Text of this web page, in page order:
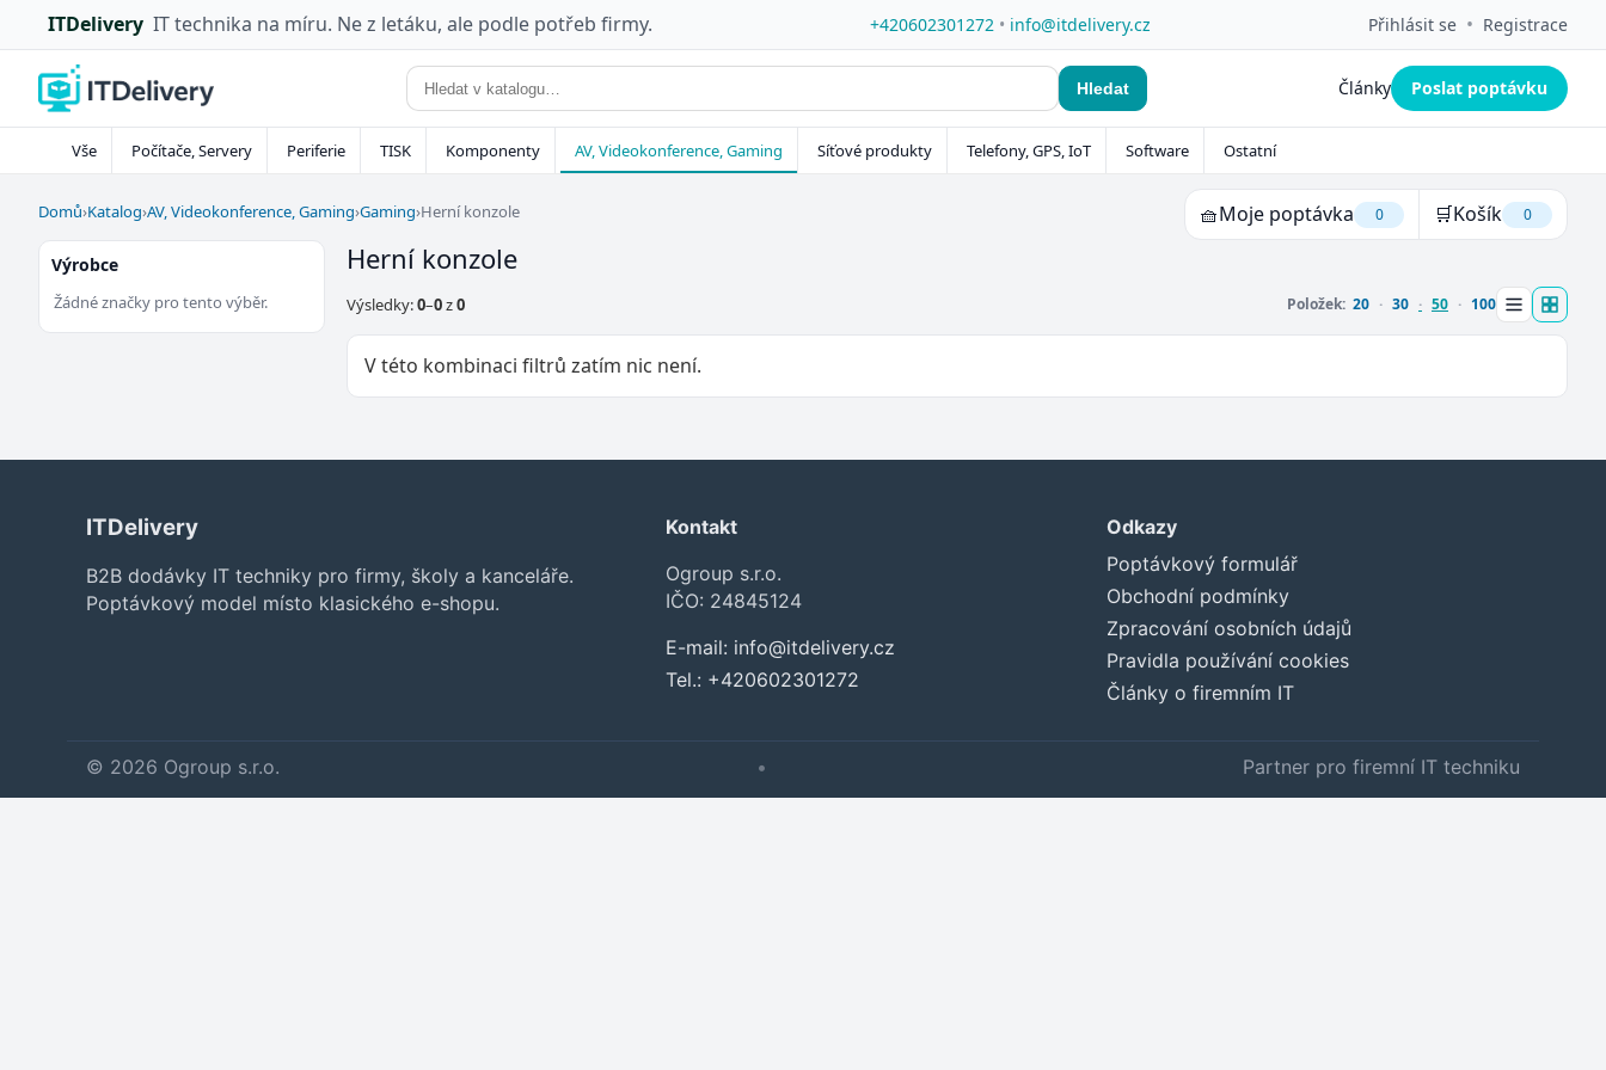
ITDelivery IT technika na míru. Ne z letáku, ale podle potřeb firmy. +420602301272 • info@itdelivery.cz Přihlásit se • Registrace
Hledat Články Poslat poptávku
Vše Počítače, Servery Periferie TISK Komponenty AV, Videokonference, Gaming Síťové produkty Telefony, GPS, IoT Software Ostatní
Domů›Katalog›AV, Videokonference, Gaming›Gaming›Herní konzole 🧺Moje poptávka 0 🛒Košík 0
Výrobce
Žádné značky pro tento výběr.
Herní konzole
Výsledky:0–0z0 Položek: 20 30 50 100
V této kombinaci filtrů zatím nic není.
ITDelivery
B2B dodávky IT techniky pro firmy, školy a kanceláře.
Poptávkový model místo klasického e-shopu.
Kontakt
Ogroup s.r.o.
IČO: 24845124
E-mail: info@itdelivery.cz
Tel.: +420602301272
Odkazy
Poptávkový formulář
Obchodní podmínky
Zpracování osobních údajů
Pravidla používání cookies
Články o firemním IT
© 2026 Ogroup s.r.o. • Partner pro firemní IT techniku